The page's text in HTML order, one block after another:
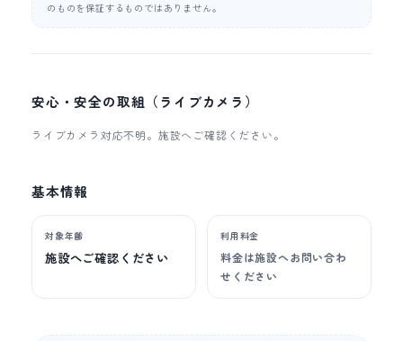
のものを保証するものではありません。
安心・安全の取組（ライブカメラ）
ライブカメラ対応不明。施設へご確認ください。
基本情報
対象年齢
施設へご確認ください
利用料金
料金は施設へお問い合わ
せください